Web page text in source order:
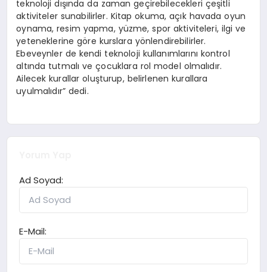
teknoloji dışında da zaman geçirebilecekleri çeşitli
aktiviteler sunabilirler. Kitap okuma, açık havada oyun
oynama, resim yapma, yüzme, spor aktiviteleri, ilgi ve
yeteneklerine göre kurslara yönlendirebilirler.
Ebeveynler de kendi teknoloji kullanımlarını kontrol
altında tutmalı ve çocuklara rol model olmalıdır.
Ailecek kurallar oluşturup, belirlenen kurallara
uyulmalıdır” dedi.
Ad Soyad:
E-Mail: